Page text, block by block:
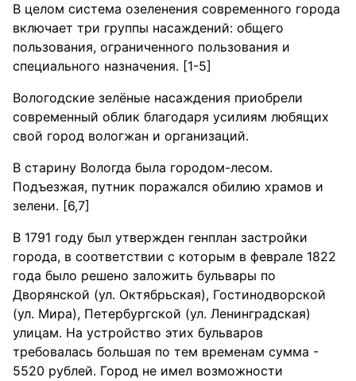
В целом система озеленения современного города
включает три группы насаждений: общего
пользования, ограниченного пользования и
специального назначения. [1-5]
Вологодские зелёные насаждения приобрели
современный облик благодаря усилиям любящих
свой город вологжан и организаций.
В старину Вологда была городом-лесом.
Подъезжая, путник поражался обилию храмов и
зелени. [6,7]
В 1791 году был утвержден генплан застройки
города, в соответствии с которым в феврале 1822
года было решено заложить бульвары по
Дворянской (ул. Октябрьская), Гостинодворской
(ул. Мира), Петербургской (ул. Ленинградская)
улицам. На устройство этих бульваров
требовалась большая по тем временам сумма -
5520 рублей. Город не имел возможности